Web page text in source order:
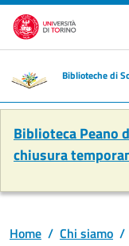
Salta al contenuto
Biblioteche di
Biblioteca Peano
chiusura
Home Chi siamo